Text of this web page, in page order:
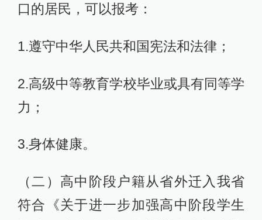
口的居民，可以报考：
1.遵守中华人民共和国宪法和法律；
2.高级中等教育学校毕业或具有同等学
力；
3.身体健康。
（二）高中阶段户籍从省外迁入我省
符合《关于进一步加强高中阶段学生